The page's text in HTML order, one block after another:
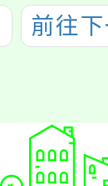
前往